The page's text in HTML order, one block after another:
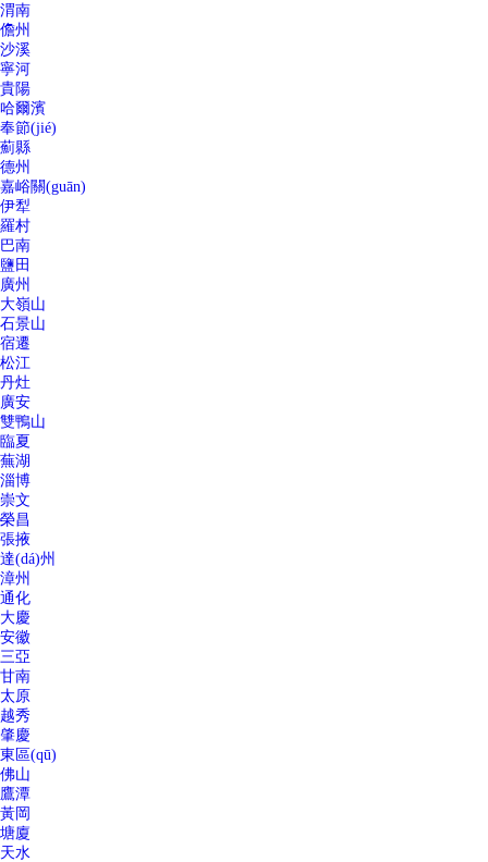
渭南
儋州
沙溪
寧河
貴陽
哈爾濱
奉節(jié)
薊縣
德州
嘉峪關(guān)
伊犁
羅村
巴南
鹽田
廣州
大嶺山
石景山
宿遷
松江
丹灶
廣安
雙鴨山
臨夏
蕪湖
淄博
崇文
榮昌
張掖
達(dá)州
漳州
通化
大慶
安徽
三亞
甘南
太原
越秀
肇慶
東區(qū)
佛山
鷹潭
黃岡
塘廈
天水